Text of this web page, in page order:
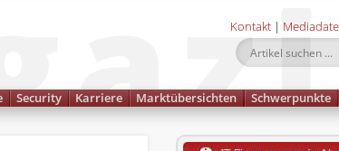
Kontakt |
Security Karriere Marktübersichten Schwerpunkte